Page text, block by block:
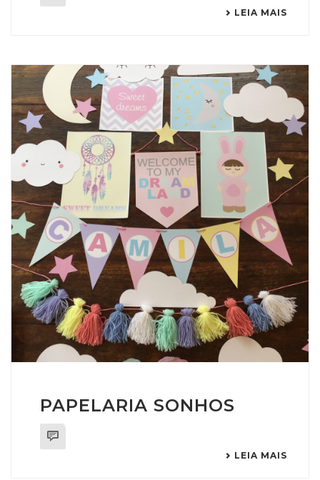
LEIA MAIS
PAPELARIA SONHOS
0
LEIA MAIS